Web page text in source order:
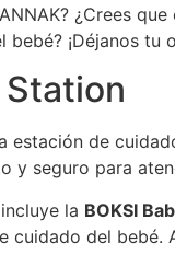
¿Crees
¡Déjanos tu
Station
estación de
y seguro para
la BOKSI
cuidado del bebé.